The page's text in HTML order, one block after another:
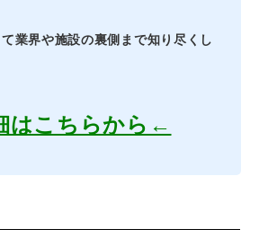
業界や施設の裏側まで知り尽くし
はこちらから←